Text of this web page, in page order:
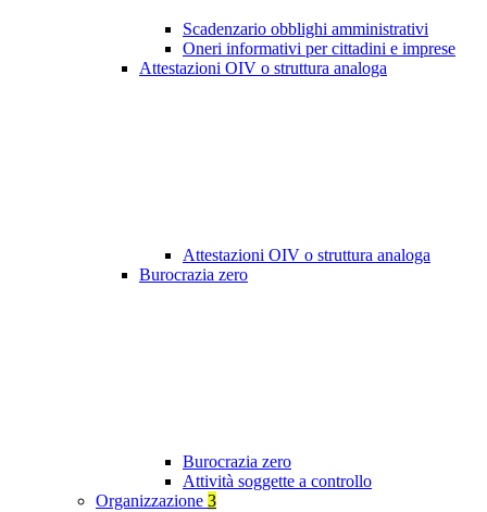
Scadenzario obblighi amministrativi
Oneri informativi per cittadini e imprese
Attestazioni OIV o struttura analoga
Attestazioni OIV o struttura analoga
Burocrazia zero
Burocrazia zero
Attività soggette a controllo
Organizzazione 3